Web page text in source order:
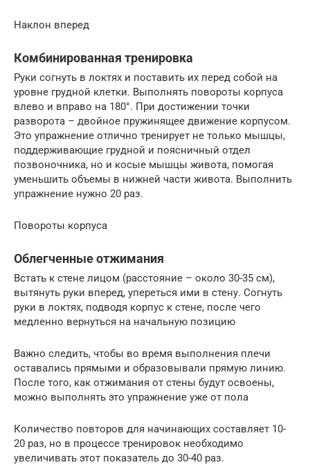
Наклон вперед
Комбинированная тренировка
Руки согнуть в локтях и поставить их перед собой на
уровне грудной клетки. Выполнять повороты корпуса
влево и вправо на 180°. При достижении точки
разворота – двойное пружинящее движение корпусом.
Это упражнение отлично тренирует не только мышцы,
поддерживающие грудной и поясничный отдел
позвоночника, но и косые мышцы живота, помогая
уменьшить объемы в нижней части живота. Выполнить
упражнение нужно 20 раз.
Повороты корпуса
Облегченные отжимания
Встать к стене лицом (расстояние – около 30-35 см),
вытянуть руки вперед, упереться ими в стену. Согнуть
руки в локтях, подводя корпус к стене, после чего
медленно вернуться на начальную позицию
Важно следить, чтобы во время выполнения плечи
оставались прямыми и образовывали прямую линию.
После того, как отжимания от стены будут освоены,
можно выполнять это упражнение уже от пола
Количество повторов для начинающих составляет 10-
20 раз, но в процессе тренировок необходимо
увеличивать этот показатель до 30-40 раз.